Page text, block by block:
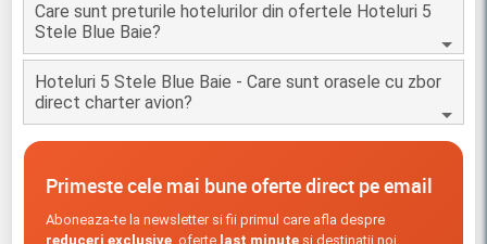
Care sunt preturile hotelurilor din ofertele Hoteluri 5
Stele Blue Baie?
Hoteluri 5 Stele Blue Baie - Care sunt orasele cu zbor
direct charter avion?
Primeste cele mai bune oferte direct pe email
Aboneaza-te la newsletter si fii primul care afla despre
reduceri exclusive, oferte last minutesi destinatii noi.